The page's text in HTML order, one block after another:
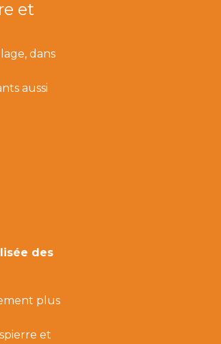
et
dans
aussi
des
plus
et